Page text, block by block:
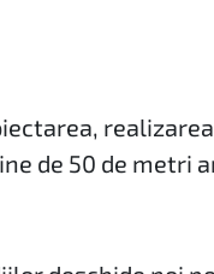
de 50 de metri